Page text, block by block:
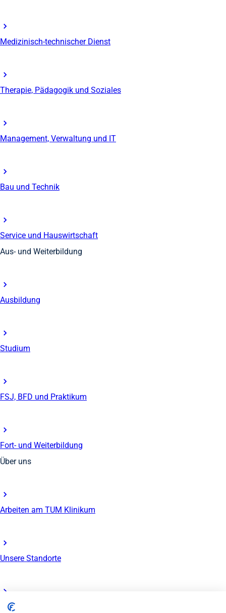
Medizinisch-technischer Dienst
Therapie, Pädagogik und Soziales
Management, Verwaltung und IT
Bau und Technik
Service und Hauswirtschaft
Aus- und Weiterbildung
Ausbildung
Studium
FSJ, BFD und Praktikum
Fort- und Weiterbildung
Über uns
Arbeiten am TUM Klinikum
Unsere Standorte
Rund um die Bewerbung